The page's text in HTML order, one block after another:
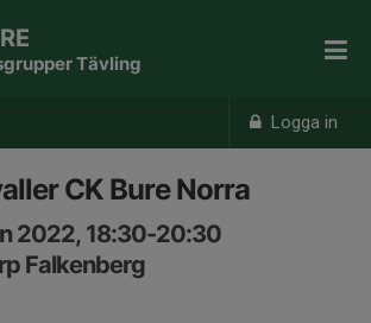
Logga in
Tävling
CK Bure Norra
2022, 18:30-20:30
Falkenberg